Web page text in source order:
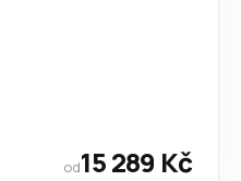
od15 289 Kč